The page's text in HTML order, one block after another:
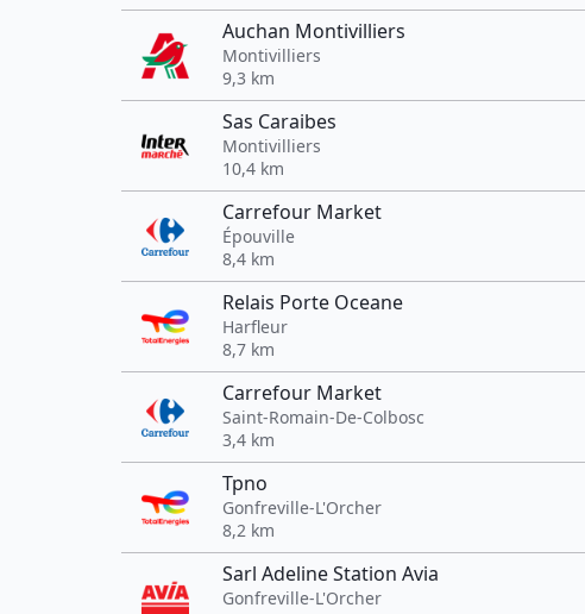
Auchan Montivilliers
Montivilliers
9,3 km
Sas Caraibes
Montivilliers
10,4 km
Carrefour Market
Épouville
8,4 km
Relais Porte Oceane
Harfleur
8,7 km
Carrefour Market
Saint-Romain-De-Colbosc
3,4 km
Tpno
Gonfreville-L'Orcher
8,2 km
Sarl Adeline Station Avia
Gonfreville-L'Orcher